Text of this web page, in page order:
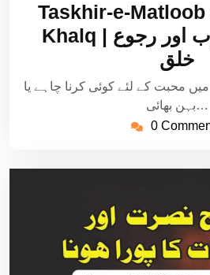
2022
Taskhir-e-
Khalq | تسخیر مطلوب اور رجوع
خلق
محبت کے لئے کوئی کرنا چاہے یا
بہن بھائی…
0